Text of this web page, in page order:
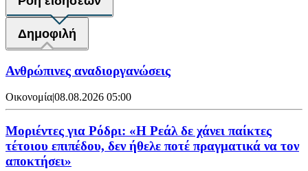
Δημοφιλή
Ανθρώπινες αναδιοργανώσεις
Οικονομία|08.08.2026 05:00
Μοριέντες για Ρόδρι: «Η Ρεάλ δε χάνει παίκτες
τέτοιου επιπέδου, δεν ήθελε ποτέ πραγματικά να τον
αποκτήσει»